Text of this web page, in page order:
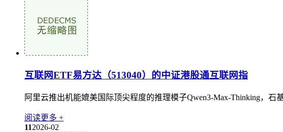
互联网ETF易方达（513040）的中证港股通互联网指
阿里云推出机能媲美国际顶尖程度的推理模子Qwen3-Max-Thinking，
阅读更多 +
112026-02